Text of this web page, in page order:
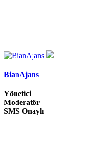
BianAjans
Yönetici
Moderatör
SMS Onaylı